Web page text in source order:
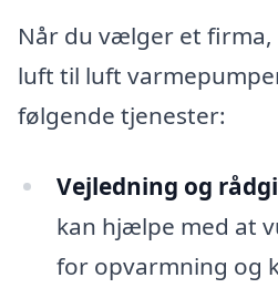
Når du vælger et
luft til luft
følgende tjenester:
Vejledning og
kan hjælpe med at
for opvarmning og